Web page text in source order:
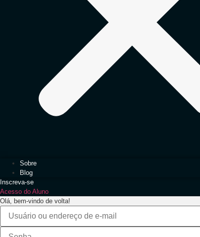
Sobre
Blog
Inscreva-se
Acesso do Aluno
Olá, bem-vindo de volta!